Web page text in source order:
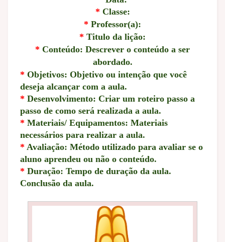
* Classe:
* Professor(a):
* Titulo da lição:
* Conteúdo: Descrever o conteúdo a ser
abordado.
* Objetivos: Objetivo ou intenção que você
deseja alcançar com a aula.
* Desenvolvimento: Criar um roteiro passo a
passo de como será realizada a aula.
* Materiais/ Equipamentos: Materiais
necessários para realizar a aula.
* Avaliação: Método utilizado para avaliar se o
aluno aprendeu ou não o conteúdo.
* Duração: Tempo de duração da aula.
Conclusão da aula.